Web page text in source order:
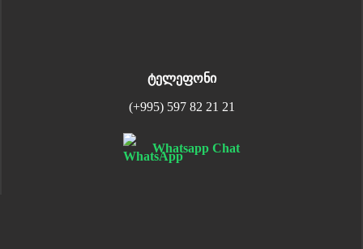
ტელეფონი
(+995) 597 82 21 21
Whatsapp Chat